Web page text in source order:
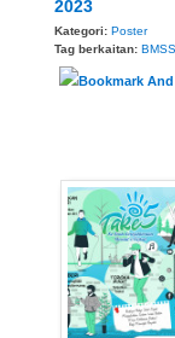
2023
Kategori: Poster
Tag berkaitan: BMSS